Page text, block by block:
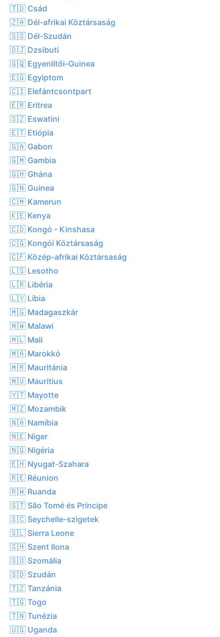
🇹🇩 Csád
🇿🇦 Dél-afrikai Köztársaság
🇸🇸 Dél-Szudán
🇩🇯 Dzsibuti
🇬🇶 Egyenlítői-Guinea
🇪🇬 Egyiptom
🇨🇮 Elefántcsontpart
🇪🇷 Eritrea
🇸🇿 Eswatini
🇪🇹 Etiópia
🇬🇦 Gabon
🇬🇲 Gambia
🇬🇭 Ghána
🇬🇳 Guinea
🇨🇲 Kamerun
🇰🇪 Kenya
🇨🇩 Kongó - Kinshasa
🇨🇬 Kongói Köztársaság
🇨🇫 Közép-afrikai Köztársaság
🇱🇸 Lesotho
🇱🇷 Libéria
🇱🇾 Líbia
🇲🇬 Madagaszkár
🇲🇼 Malawi
🇲🇱 Mali
🇲🇦 Marokkó
🇲🇷 Mauritánia
🇲🇺 Mauritius
🇾🇹 Mayotte
🇲🇿 Mozambik
🇳🇦 Namíbia
🇳🇪 Niger
🇳🇬 Nigéria
🇪🇭 Nyugat-Szahara
🇷🇪 Réunion
🇷🇼 Ruanda
🇸🇹 São Tomé és Príncipe
🇸🇨 Seychelle-szigetek
🇸🇱 Sierra Leone
🇸🇭 Szent Ilona
🇸🇴 Szomália
🇸🇩 Szudán
🇹🇿 Tanzánia
🇹🇬 Togo
🇹🇳 Tunézia
🇺🇬 Uganda